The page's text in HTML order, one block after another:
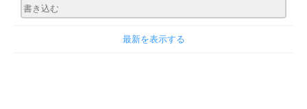
最新を表示する